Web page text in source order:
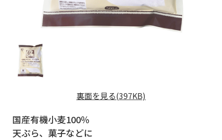
裏面を見る(397KB)
国産有機小麦100％
天ぷら、菓子などに